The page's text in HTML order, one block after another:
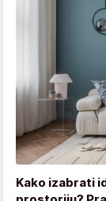
Kako izabrati